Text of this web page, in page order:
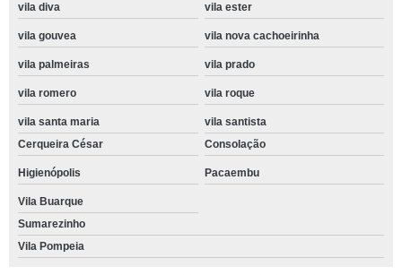
vila diva vila ester
vila gouvea vila nova cachoeirinha
vila palmeiras vila prado
vila romero vila roque
vila santa maria
vila santista
Cerqueira César
Consolação
Higienópolis Pacaembu
Vila Buarque
Sumarezinho
Vila Pompeia